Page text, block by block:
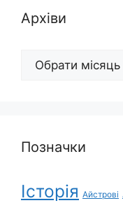
Архіви
Архіви
Позначки
Історія Айстрові